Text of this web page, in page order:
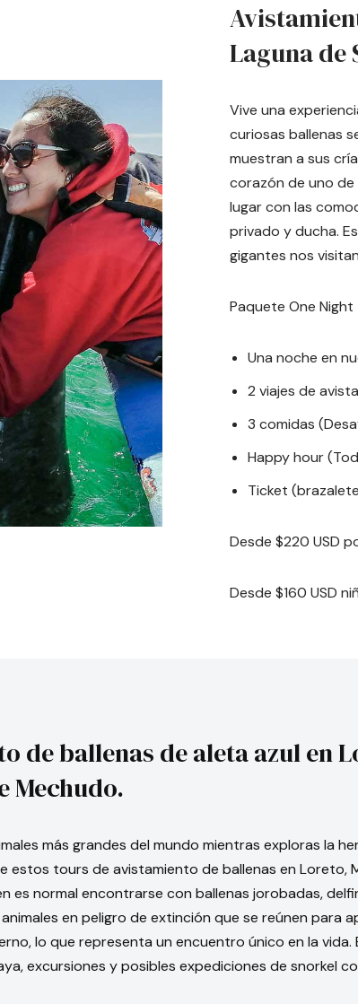
Laguna de
Vive una
curiosas ballenas
muestran a sus
corazón de uno de
lugar con las
privado y ducha.
gigantes nos
Paquete One
Una noche en
2 viajes de
3 comidas
Happy hour
Ticket
Desde $220 USD
Desde $160 USD
de ballenas de aleta azul en
Mechudo.
más grandes del mundo mientras exploras la
estos tours de avistamiento de ballenas en Loreto,
es normal encontrarse con ballenas jorobadas,
en peligro de extinción que se reúnen para
lo que representa un encuentro único en la
excursiones y posibles expediciones de snorkel